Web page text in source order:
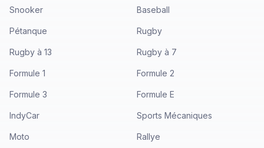
Snooker Baseball
Pétanque Rugby
Rugby à 13 Rugby à 7
Formule 1 Formule 2
Formule 3 Formule E
IndyCar Sports Mécaniques
Moto Rallye